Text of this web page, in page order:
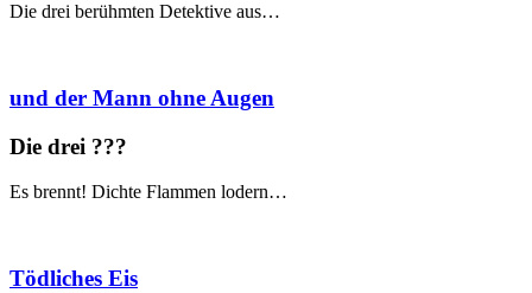
Die drei berühmten Detektive aus…
und der Mann ohne Augen
Die drei ???
Es brennt! Dichte Flammen lodern…
Tödliches Eis